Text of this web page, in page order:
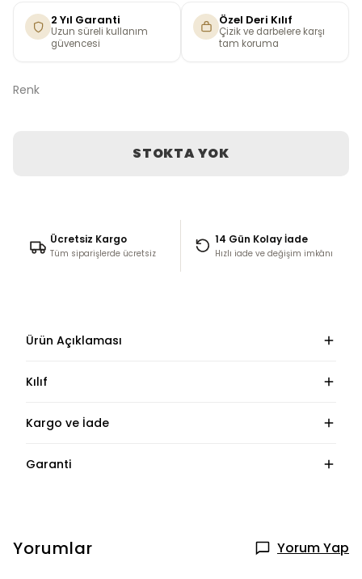
2 Yıl Garanti
Uzun süreli kullanım
güvencesi
Özel Deri Kılıf
Çizik ve darbelere karşı
tam koruma
Renk
STOKTA YOK
Ücretsiz Kargo
Tüm siparişlerde ücretsiz
14 Gün Kolay İade
Hızlı iade ve değişim imkânı
Ürün Açıklaması
Kılıf
Kargo ve İade
Garanti
Yorumlar Yorum Yap